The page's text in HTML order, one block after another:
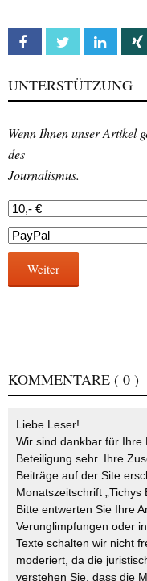
Facebook Twitter Linkedin
UNTERSTÜTZUNG
Wenn Ihnen unser Artikel
des
Journalismus.
Weiter
KOMMENTARE ( 0 )
Liebe Leser!
Wir sind dankbar für Ihre
Beteiligung sehr. Ihre
Beiträge auf der Site
Monatszeitschrift „Tichys
Bitte entwerten Sie Ihre
Verunglimpfungen oder
Texte schalten wir nicht
moderiert, da die
verstehen Sie, dass die